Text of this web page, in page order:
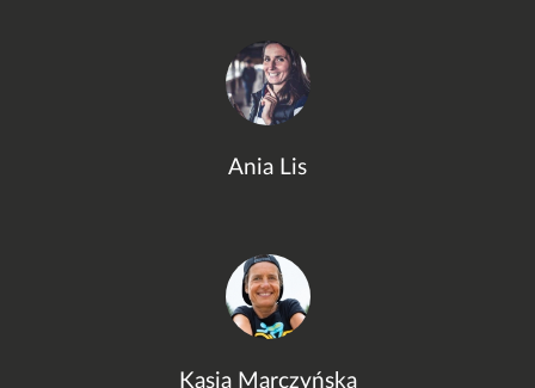
Ania Lis
Kasia Marczyńska